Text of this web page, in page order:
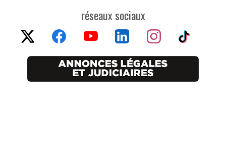
réseaux sociaux